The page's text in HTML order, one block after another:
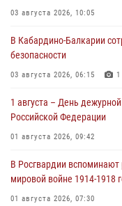
03 августа 2026, 10:05
В Кабардино‑Балкарии
безопасности
03 августа 2026, 06:15 1
1 августа – День
Российской Федерации
01 августа 2026, 09:42
В Росгвардии вспоминают
мировой войне 1914-1918
01 августа 2026, 07:30